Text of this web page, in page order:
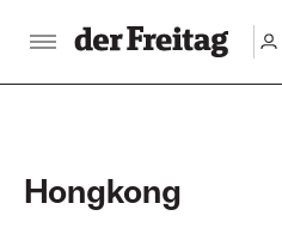
Hongkong